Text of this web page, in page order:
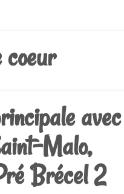
coeur
avec
Malo,
Brécel 2